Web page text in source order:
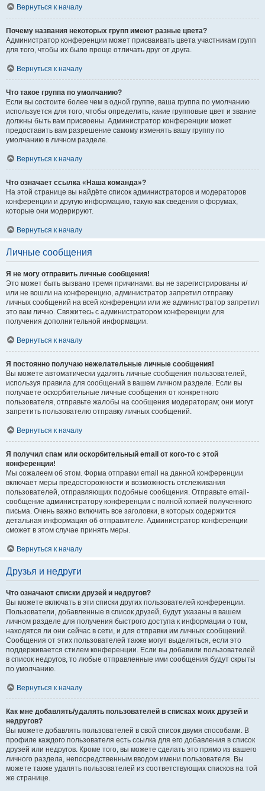
Вернуться к началу
Почему названия некоторых групп имеют разные цвета?
Администратор конференции может присваивать цвета участникам групп
для того, чтобы их было проще отличать друг от друга.
Вернуться к началу
Что такое группа по умолчанию?
Если вы состоите более чем в одной группе, ваша группа по умолчанию
используется для того, чтобы определить, какие групповые цвет и звание
должны быть вам присвоены. Администратор конференции может
предоставить вам разрешение самому изменять вашу группу по
умолчанию в личном разделе.
Вернуться к началу
Что означает ссылка «Наша команда»?
На этой странице вы найдёте список администраторов и модераторов
конференции и другую информацию, такую как сведения о форумах,
которые они модерируют.
Вернуться к началу
Личные сообщения
Я не могу отправить личные сообщения!
Это может быть вызвано тремя причинами: вы не зарегистрированы и/
или не вошли на конференцию, администратор запретил отправку
личных сообщений на всей конференции или же администратор запретил
это вам лично. Свяжитесь с администратором конференции для
получения дополнительной информации.
Вернуться к началу
Я постоянно получаю нежелательные личные сообщения!
Вы можете автоматически удалять личные сообщения пользователей,
используя правила для сообщений в вашем личном разделе. Если вы
получаете оскорбительные личные сообщения от конкретного
пользователя, отправьте жалобы на сообщения модераторам; они могут
запретить пользователю отправку личных сообщений.
Вернуться к началу
Я получил спам или оскорбительный email от кого-то с этой
конференции!
Мы сожалеем об этом. Форма отправки email на данной конференции
включает меры предосторожности и возможность отслеживания
пользователей, отправляющих подобные сообщения. Отправьте email-
сообщение администратору конференции с полной копией полученного
письма. Очень важно включить все заголовки, в которых содержится
детальная информация об отправителе. Администратор конференции
сможет в этом случае принять меры.
Вернуться к началу
Друзья и недруги
Что означают списки друзей и недругов?
Вы можете включать в эти списки других пользователей конференции.
Пользователи, добавленные в список друзей, будут указаны в вашем
личном разделе для получения быстрого доступа к информации о том,
находятся ли они сейчас в сети, и для отправки им личных сообщений.
Сообщения от этих пользователей также могут выделяться, если это
поддерживается стилем конференции. Если вы добавили пользователей
в список недругов, то любые отправленные ими сообщения будут скрыты
по умолчанию.
Вернуться к началу
Как мне добавлять/удалять пользователей в списках моих друзей и
недругов?
Вы можете добавлять пользователей в свой список двумя способами. В
профиле каждого пользователя есть ссылка для его добавления в список
друзей или недругов. Кроме того, вы можете сделать это прямо из вашего
личного раздела, непосредственным вводом имени пользователя. Вы
можете также удалять пользователей из соответствующих списков на той
же странице.